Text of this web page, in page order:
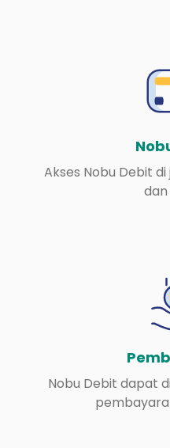
Akses Nobu Debit
dan
Nobu Debit dapat